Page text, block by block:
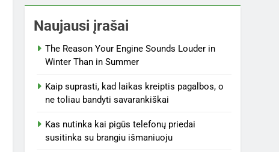
Naujausi įrašai
The Reason Your Engine Sounds Louder in
Winter Than in Summer
Kaip suprasti, kad laikas kreiptis pagalbos, o
ne toliau bandyti savarankiškai
Kas nutinka kai pigūs telefonų priedai
susitinka su brangiu išmaniuoju